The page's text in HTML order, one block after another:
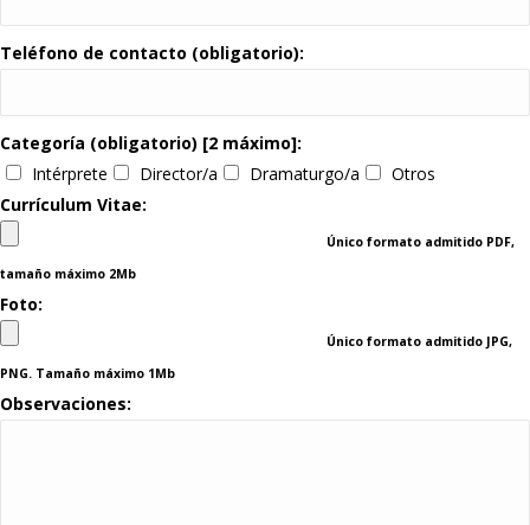
Teléfono de contacto (obligatorio):
Categoría (obligatorio) [2 máximo]:
Intérprete
Director/a Dramaturgo/a
Otros
Currículum Vitae:
Único formato admitido PDF,
tamaño máximo 2Mb
Foto:
Único formato admitido JPG,
PNG. Tamaño máximo 1Mb
Observaciones: